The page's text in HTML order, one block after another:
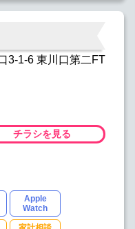
3-1-6 東川口第二FT
チラシを見る
Apple
Watch